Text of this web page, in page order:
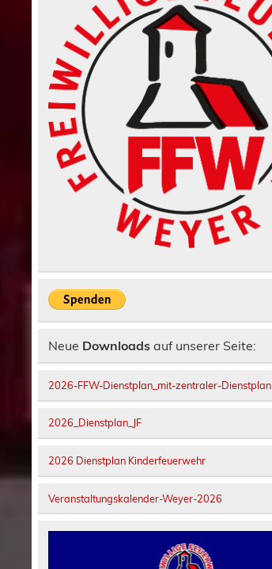
Neue Downloadsauf unserer Seite:
2026-FFW-Dienstplan_mit-zentraler-Dienstplan
2026_Dienstplan_JF
2026 Dienstplan Kinderfeuerwehr
Veranstaltungskalender-Weyer-2026